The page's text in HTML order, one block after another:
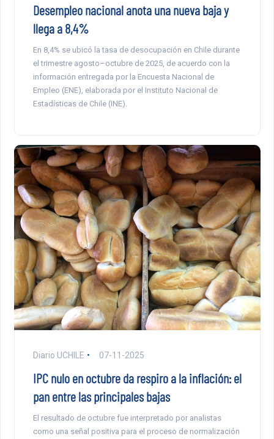
Desempleo nacional anota una nueva baja y
llega a 8,4%
En 8,4% se ubicó la tasa de desocupación en Chile durante
el trimestre agosto–octubre de 2025, de acuerdo con la
información entregada por la Encuesta Nacional de
Empleo (ENE), elaborada por el Instituto Nacional de
Estadísticas de Chile (INE).
Diario UCHILE 07-11-2025
IPC nulo en octubre da respiro a la inflación: el
pan entre las principales bajas
El resultado de octubre fue interpretado por analistas
como una señal positiva para el proceso de normalización